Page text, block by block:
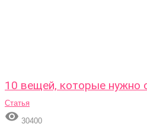
10 вещей, которые нужно
Статья
 30400